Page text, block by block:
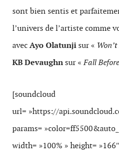
sont bien sentis et
l’univers de l’artiste comme
avecAyo Olatunji sur «
KB Devaughnsur «Fall
[soundcloud
url= »https://
params=
width= »100% » height=